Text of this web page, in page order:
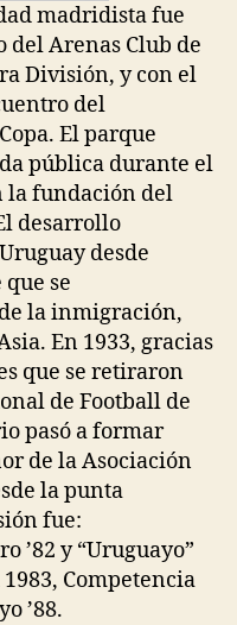
madridista fue
Arenas Club de
División, y con el
del
El parque
pública durante el
la fundación del
desarrollo
desde
se
la inmigración,
En 1933, gracias
que se retiraron
de Football de
pasó a formar
de la Asociación
la punta
fue:
’82 y “Uruguayo”
Competencia
’88.